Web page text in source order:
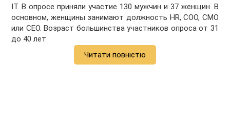
IT. В опросе приняли участие 130 мужчин и 37 женщин. В
основном, женщины занимают должность HR, СОО, СМО
или СЕО. Возраст большинства участников опроса от 31
до 40 лет.
Читати повністю